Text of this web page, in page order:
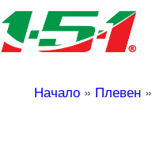
Начало» Плевен»